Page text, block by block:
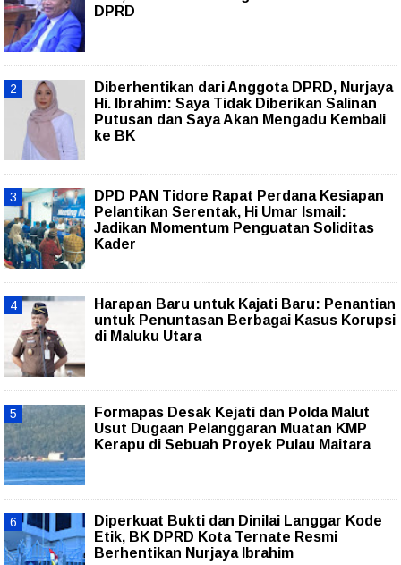
DPRD
Diberhentikan dari Anggota DPRD, Nurjaya
Hi. Ibrahim: Saya Tidak Diberikan Salinan
Putusan dan Saya Akan Mengadu Kembali
ke BK
DPD PAN Tidore Rapat Perdana Kesiapan
Pelantikan Serentak, Hi Umar Ismail:
Jadikan Momentum Penguatan Soliditas
Kader
Harapan Baru untuk Kajati Baru: Penantian
untuk Penuntasan Berbagai Kasus Korupsi
di Maluku Utara
Formapas Desak Kejati dan Polda Malut
Usut Dugaan Pelanggaran Muatan KMP
Kerapu di Sebuah Proyek Pulau Maitara
Diperkuat Bukti dan Dinilai Langgar Kode
Etik, BK DPRD Kota Ternate Resmi
Berhentikan Nurjaya Ibrahim